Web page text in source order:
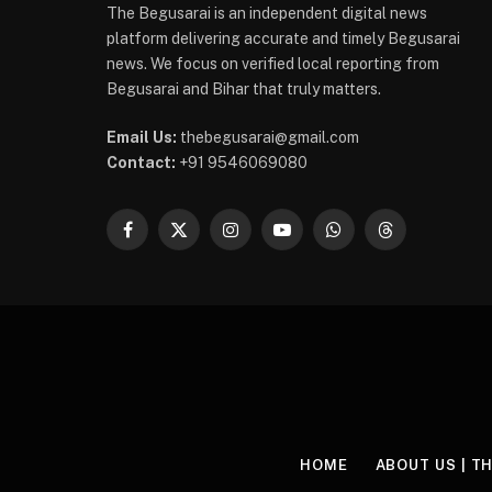
The Begusarai is an independent digital news
platform delivering accurate and timely Begusarai
news. We focus on verified local reporting from
Begusarai and Bihar that truly matters.
Email Us: thebegusarai@gmail.com
Contact: +91 9546069080
Facebook
X
InstagramYouTubeWhatsAppThreads
HOME ABOUT US |